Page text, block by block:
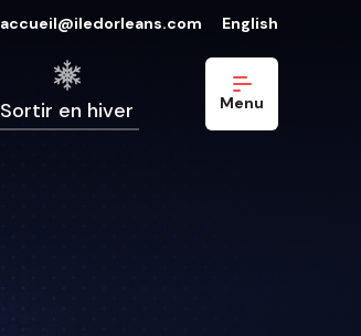
accueil@iledorleans.com English
Sortir en hiver Menu